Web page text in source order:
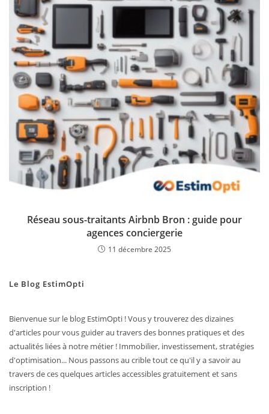
Réseau sous-traitants Airbnb Bron : guide pour
agences conciergerie
11 décembre 2025
Le Blog EstimOpti
Bienvenue sur le blog EstimOpti ! Vous y trouverez des dizaines
d'articles pour vous guider au travers des bonnes pratiques et des
actualités liées à notre métier ! Immobilier, investissement, stratégies
d'optimisation... Nous passons au crible tout ce qu'il y a savoir au
travers de ces quelques articles accessibles gratuitement et sans
inscription !